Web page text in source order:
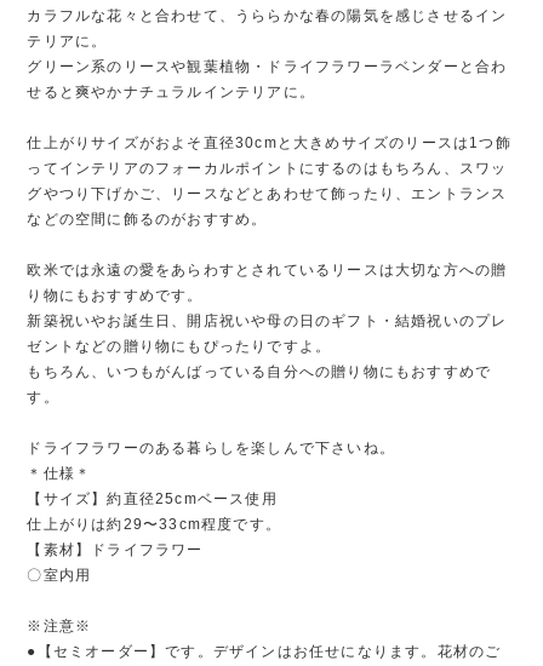
カラフルな花々と合わせて、うららかな春の陽気を感じさせるイン
テリアに。
グリーン系のリースや観葉植物・ドライフラワーラベンダーと合わ
せると爽やかナチュラルインテリアに。
仕上がりサイズがおよそ直径30cmと大きめサイズのリースは1つ飾
ってインテリアのフォーカルポイントにするのはもちろん、スワッ
グやつり下げかご、リースなどとあわせて飾ったり、エントランス
などの空間に飾るのがおすすめ。
欧米では永遠の愛をあらわすとされているリースは大切な方への贈
り物にもおすすめです。
新築祝いやお誕生日、開店祝いや母の日のギフト・結婚祝いのプレ
ゼントなどの贈り物にもぴったりですよ。
もちろん、いつもがんばっている自分への贈り物にもおすすめで
す。
ドライフラワーのある暮らしを楽しんで下さいね。
＊仕様＊
【サイズ】約直径25cmベース使用
仕上がりは約29〜33cm程度です。
【素材】ドライフラワー
〇室内用
※注意※
●【セミオーダー】です。デザインはお任せになります。花材のご